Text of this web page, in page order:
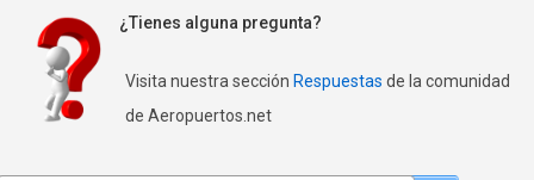
¿Tienes alguna pregunta?
Visita nuestra sección Respuestas de la comunidad
de Aeropuertos.net